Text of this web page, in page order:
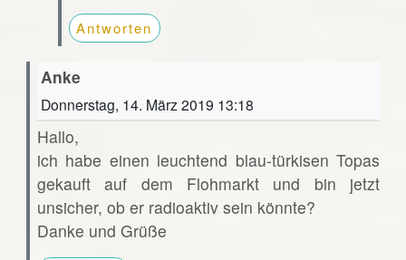
Antworten
Anke
Donnerstag, 14. März 2019 13:18
Hallo,
ich habe einen leuchtend blau-türkisen Topas
gekauft auf dem Flohmarkt und bin jetzt
unsicher, ob er radioaktiv sein könnte?
Danke und Grüße